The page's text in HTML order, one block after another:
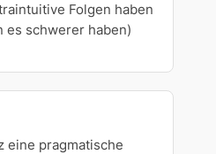
Folgen haben
es schwerer haben)
eine pragmatische